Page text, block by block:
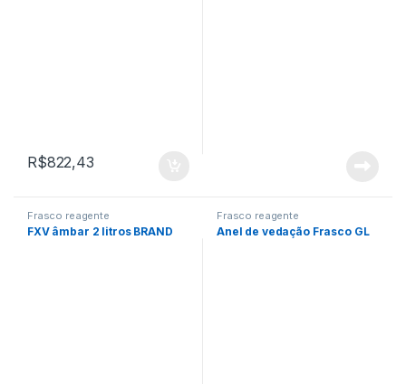
R$822,43
Frasco reagente
FXV âmbar 2 litros BRAND
Frasco reagente
Anel de vedação Frasco GL